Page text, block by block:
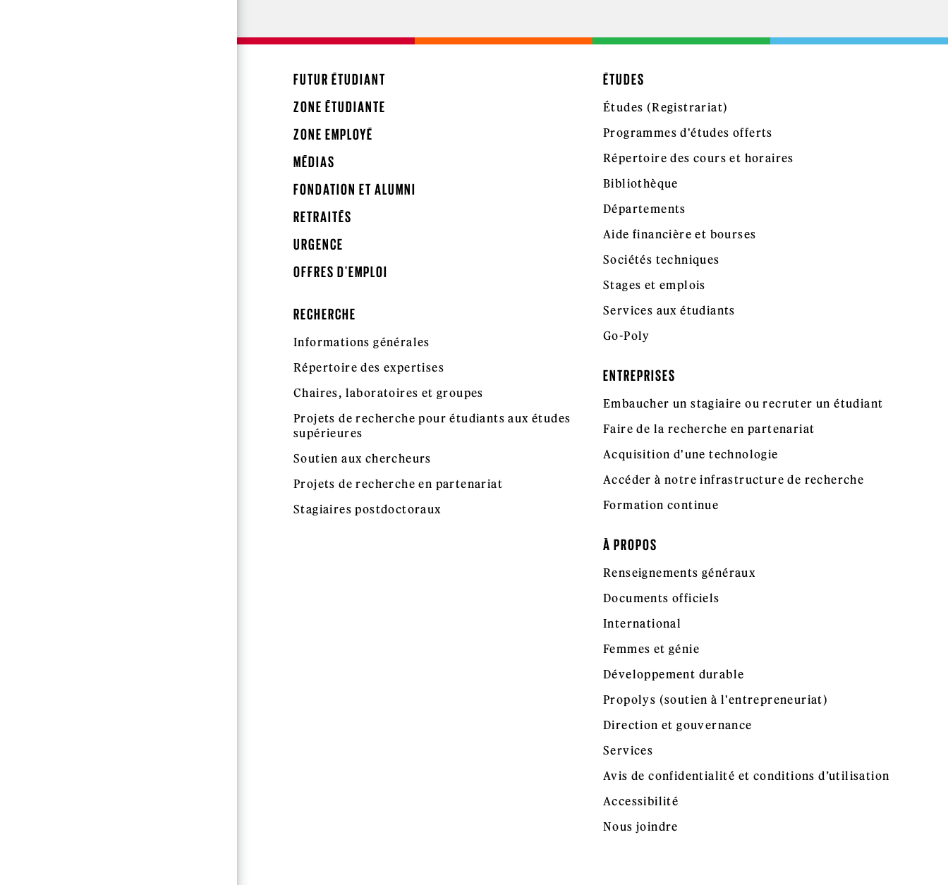
FUTUR ÉTUDIANT
ZONE ÉTUDIANTE
ZONE EMPLOYÉ
MÉDIAS
FONDATION ET ALUMNI
RETRAITÉS
URGENCE
OFFRES D'EMPLOI
ÉTUDES
Études (Registrariat)
Programmes d'études offerts
Répertoire des cours et horaires
Bibliothèque
Départements
Aide financière et bourses
Sociétés techniques
Stages et emplois
Services aux étudiants
Go-Poly
RECHERCHE
Informations générales
Répertoire des expertises
Chaires, laboratoires et groupes
Projets de recherche pour étudiants aux études
supérieures
Soutien aux chercheurs
Projets de recherche en partenariat
Stagiaires postdoctoraux
ENTREPRISES
Embaucher un stagiaire ou recruter un étudiant
Faire de la recherche en partenariat
Acquisition d'une technologie
Accéder à notre infrastructure de recherche
Formation continue
À PROPOS
Renseignements généraux
Documents officiels
International
Femmes et génie
Développement durable
Propolys (soutien à l'entrepreneuriat)
Direction et gouvernance
Services
Avis de confidentialité et conditions d’utilisation
Accessibilité
Nous joindre